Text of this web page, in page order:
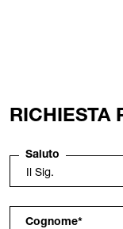
RICHIESTA
Saluto
Cognome*